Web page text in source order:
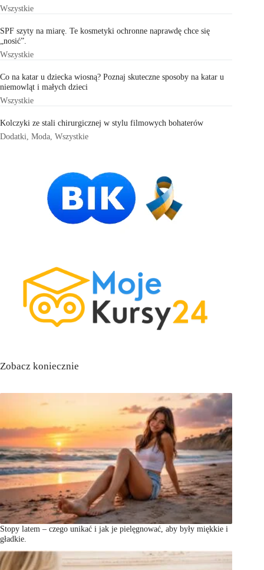
Wszystkie
SPF szyty na miarę. Te kosmetyki ochronne naprawdę chce się
„nosić”.
Wszystkie
Co na katar u dziecka wiosną? Poznaj skuteczne sposoby na katar u
niemowląt i małych dzieci
Wszystkie
Kolczyki ze stali chirurgicznej w stylu filmowych bohaterów
Dodatki Moda Wszystkie
Zobacz koniecznie
Stopy latem – czego unikać i jak je pielęgnować, aby były miękkie i
gładkie.